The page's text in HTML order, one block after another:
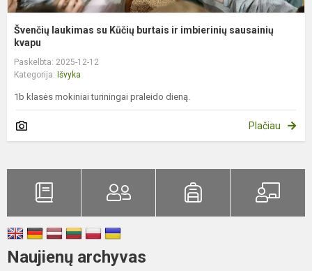
Švenčių laukimas su Kūčių burtais ir imbierinių sausainių
kvapu
Paskelbta: 2025-12-12
Kategorija: Išvyka
1b klasės mokiniai turiningai praleido dieną.
Plačiau
Naujienų archyvas